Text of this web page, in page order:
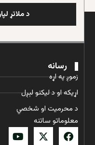
د ملاتړ
رسانه
زموږ په اړه
اړیکه او د لیکنو لېږل
د محرمیت او شخصي
معلوماتو ساتنه